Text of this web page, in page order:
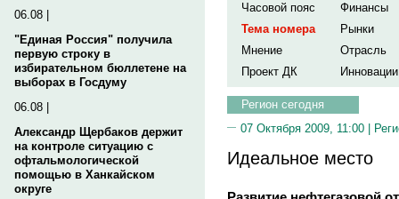
06.08 |
"Единая Россия" получила
первую строку в
избирательном бюллетене на
выборах в Госдуму
06.08 |
Александр Щербаков держит
на контроле ситуацию с
офтальмологической
помощью в Ханкайском
округе
Часовой пояс
Финансы
Тема номера
Рынки
Мнение
Отрасль
Проект ДК
Инновации
Регион сегодня
07 Октября 2009, 11:00 |
Идеальное место